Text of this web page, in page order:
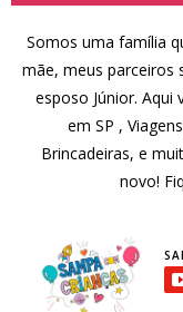
Somos uma família
mãe, meus parceiros
esposo Júnior. Aqui
em SP ,
Brincadeiras, e
novo!